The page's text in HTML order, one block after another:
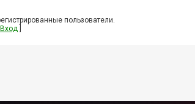
пользователи.
Вход